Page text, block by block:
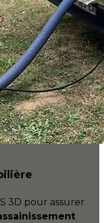
3D pour assurer